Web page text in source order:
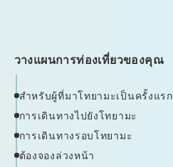
วางแผนการท่องเที่ยวของคุณ
สำหรับผู้ที่มาโทยามะเป็นครั้งแรก
การเดินทางไปยังโทยามะ
การเดินทางรอบโทยามะ
ต้องจองล่วงหน้า